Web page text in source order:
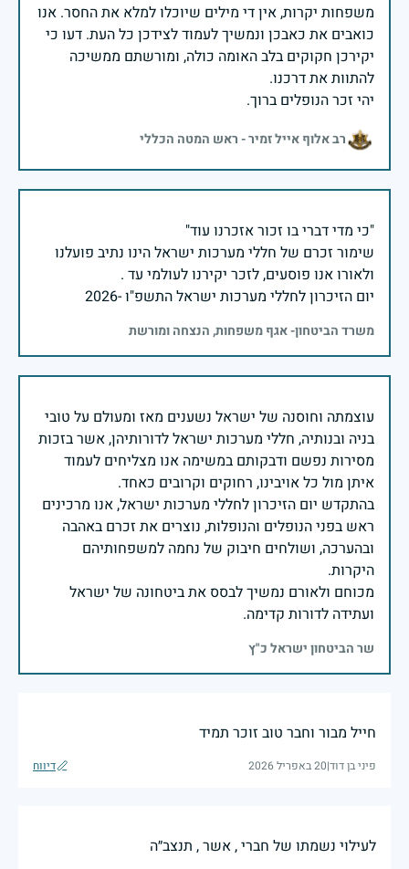
משפחות יקרות, אין די מילים שיוכלו למלא את החסר. אנו
כואבים את כאבכן ונמשיך לעמוד לצידכן כל העת. דעו כי
יקירכן חקוקים בלב האומה כולה, ומורשתם ממשיכה
יהי זכר הנופלים ברוך.
רב אלוף אייל זמיר - ראש המטה הכללי
שימור זכרם של חללי מערכות ישראל הינו נתיב פועלנו
יום הזיכרון לחללי מערכות ישראל התשפ"ו -2026
משרד הביטחון- אגף משפחות, הנצחה ומורשת
עוצמתה וחוסנה של ישראל נשענים מאז ומעולם על טובי
בניה ובנותיה, חללי מערכות ישראל לדורותיהן, אשר בזכות
מסירות נפשם ודבקותם במשימה אנו מצליחים לעמוד
בהתקדש יום הזיכרון לחללי מערכות ישראל, אנו מרכינים
ראש בפני הנופלים והנופלות, נוצרים את זכרם באהבה
ובהערכה, ושולחים חיבוק של נחמה למשפחותיהם
מכוחם ולאורם נמשיך לבסס את ביטחונה של ישראל
ועתידה לדורות קדימה.
שר הביטחון ישראל כ"ץ
חייל מבור וחבר טוב זוכר תמיד
פיני בן דוד|20 באפריל 2026 דיווח
לעילוי נשמתו של חברי , אשר , תנצב״ה